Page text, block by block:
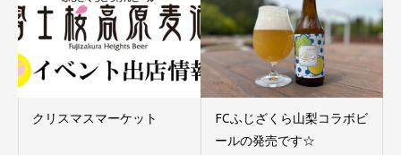
クリスマスマーケット
FCふじざくら山梨コラボビ
ールの発売です☆